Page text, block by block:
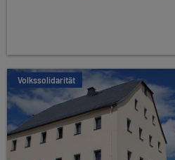
Volkssolidarität